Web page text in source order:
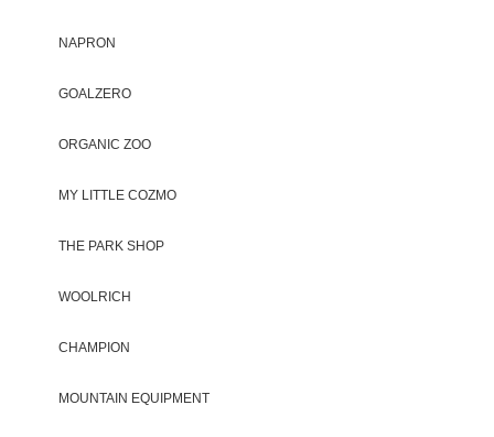
NAPRON
GOALZERO
ORGANIC ZOO
MY LITTLE COZMO
THE PARK SHOP
WOOLRICH
CHAMPION
MOUNTAIN EQUIPMENT